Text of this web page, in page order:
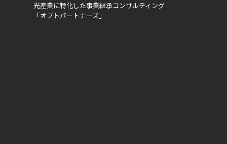
光産業に特化した事業継承コンサルティング
「オプトパートナーズ」